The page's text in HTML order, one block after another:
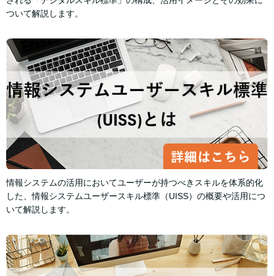
ついて解説します。
情報システムの活用においてユーザーが持つべきスキルを体系的化
した、情報システムユーザースキル標準（UISS）の概要や活用につ
いて解説します。